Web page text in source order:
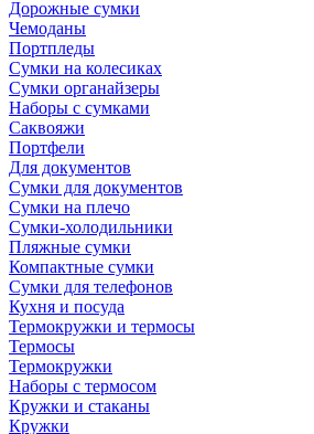
Дорожные сумки
Чемоданы
Портпледы
Сумки на колесиках
Сумки органайзеры
Наборы с сумками
Саквояжи
Портфели
Для документов
Сумки для документов
Сумки на плечо
Сумки-холодильники
Пляжные сумки
Компактные сумки
Сумки для телефонов
Кухня и посуда
Термокружки и термосы
Термосы
Термокружки
Наборы с термосом
Кружки и стаканы
Кружки